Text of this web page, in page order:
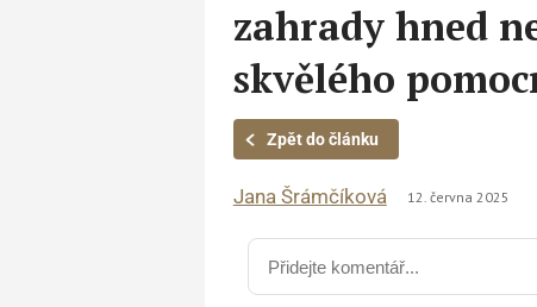
zahrady hned
skvělého
Zpět do článku
Jana Šrámčíková 12. června 2025